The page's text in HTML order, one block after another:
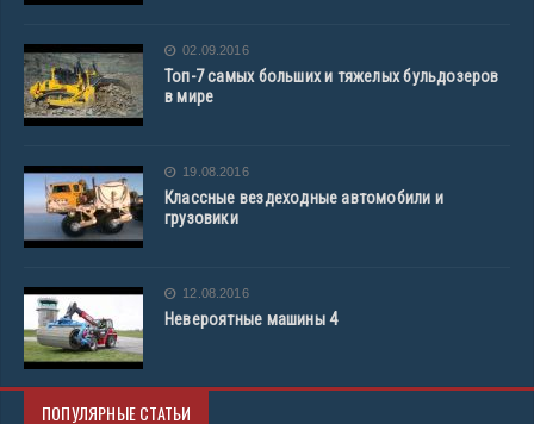
02.09.2016
Топ-7 самых больших и тяжелых бульдозеров
в мире
19.08.2016
Классные вездеходные автомобили и
грузовики
12.08.2016
Невероятные машины 4
ПОПУЛЯРНЫЕ СТАТЬИ